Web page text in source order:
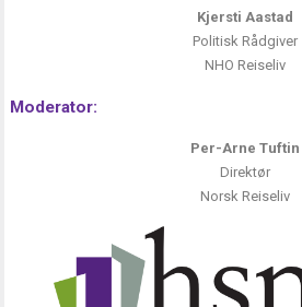
Kjersti Aastad
Politisk Rådgiver
NHO Reiseliv
Moderator:
Per-Arne Tuftin
Direktør
Norsk Reiseliv